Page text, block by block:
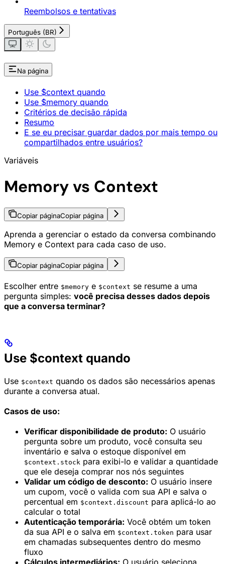
Reembolsos e tentativas
Português (BR)
Na página
Use $context quando
Use $memory quando
Critérios de decisão rápida
Resumo
E se eu precisar guardar dados por mais tempo ou
compartilhados entre usuários?
Variáveis
Memory vs Context
Copiar páginaCopiar página
Aprenda a gerenciar o estado da conversa combinando
Memory e Context para cada caso de uso.
Copiar páginaCopiar página
Escolher entre $memory e $context se resume a uma
pergunta simples: você precisa desses dados depois
que a conversa terminar?
Use $context quando
Use $context quando os dados são necessários apenas
durante a conversa atual.
Casos de uso:
Verificar disponibilidade de produto: O usuário
pergunta sobre um produto, você consulta seu
inventário e salva o estoque disponível em
$context.stock para exibi-lo e validar a quantidade
que ele deseja comprar nos nós seguintes
Validar um código de desconto: O usuário insere
um cupom, você o valida com sua API e salva o
percentual em $context.discount para aplicá-lo ao
calcular o total
Autenticação temporária: Você obtém um token
da sua API e o salva em $context.token para usar
em chamadas subsequentes dentro do mesmo
fluxo